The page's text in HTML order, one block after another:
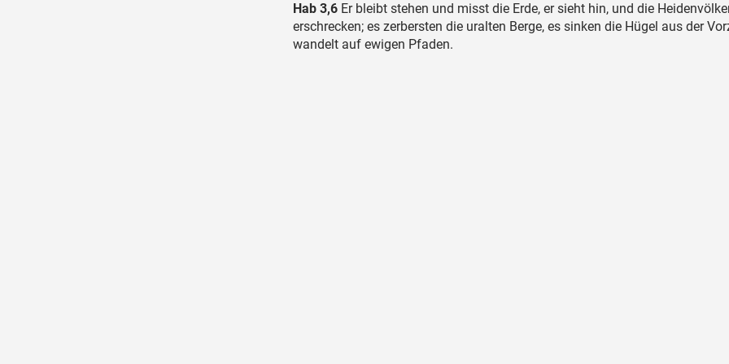
Hab 3,6 Er bleibt stehen und misst die Erde, er sieht hin, und die
erschrecken; es zerbersten die uralten Berge, es sinken die Hügel aus der
wandelt auf ewigen Pfaden.